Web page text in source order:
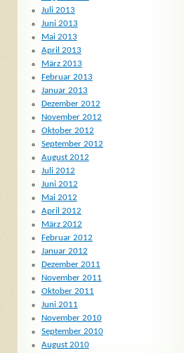
Juli 2013
Juni 2013
Mai 2013
April 2013
März 2013
Februar 2013
Januar 2013
Dezember 2012
November 2012
Oktober 2012
September 2012
August 2012
Juli 2012
Juni 2012
Mai 2012
April 2012
März 2012
Februar 2012
Januar 2012
Dezember 2011
November 2011
Oktober 2011
Juni 2011
November 2010
September 2010
August 2010